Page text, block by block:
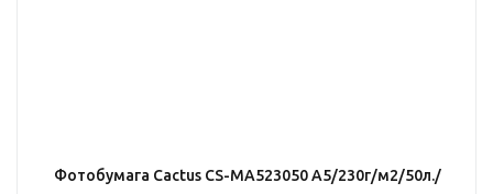
Фотобумага Cactus CS-MA523050 A5/230г/м2/50л./